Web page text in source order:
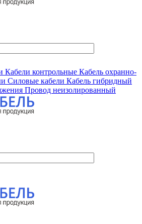
Кабели контрольные Кабель охранно-
Силовые кабели Кабель гибридный
Провод неизолированный